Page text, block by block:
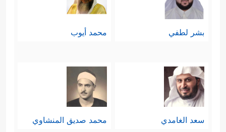
بشر لطفي محمد أيوب
سعد الغامدي محمد صديق المنشاوي